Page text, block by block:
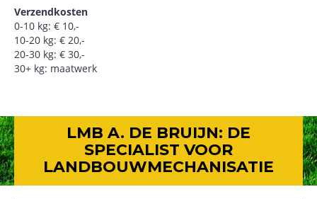
Verzendkosten
0-10 kg: € 10,-
10-20 kg: € 20,-
20-30 kg: € 30,-
30+ kg: maatwerk
LMB A. DE BRUIJN: DE
SPECIALIST VOOR
LANDBOUWMECHANISATIE